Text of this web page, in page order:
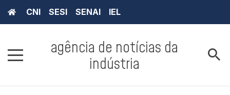
CNI SESI SENAI IEL
agência de notícias da
indústria